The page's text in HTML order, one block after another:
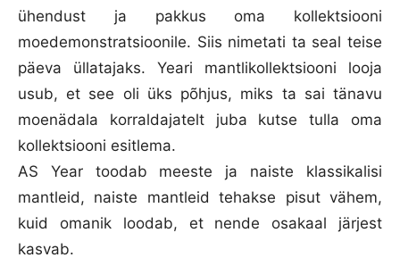
ühendust ja pakkus oma kollektsiooni
moedemonstratsioonile. Siis nimetati ta seal teise
päeva üllatajaks. Yeari mantlikollektsiooni looja
usub, et see oli üks põhjus, miks ta sai tänavu
moenädala korraldajatelt juba kutse tulla oma
kollektsiooni esitlema.
AS Year toodab meeste ja naiste klassikalisi
mantleid, naiste mantleid tehakse pisut vähem,
kuid omanik loodab, et nende osakaal järjest
kasvab.